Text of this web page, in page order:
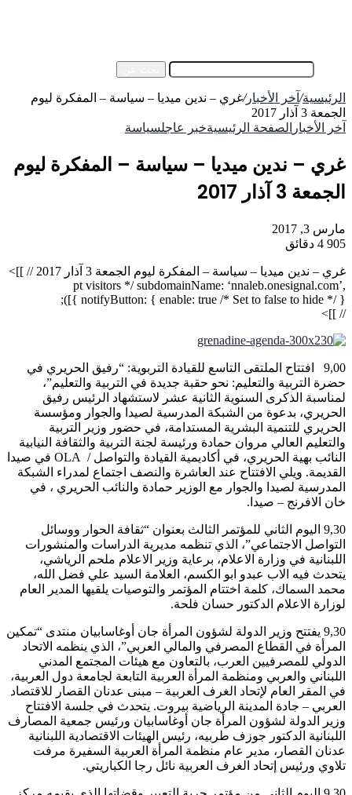
الرئيسية/ آخر الأخبار/غري – ندين ميديا – سياسة – المفكرة ليوم
الجمعة 3 آذار 2017
آخر الأخبار الصفحة الرئيسيةخبر عاجلسياسة
غري – ندين ميديا – سياسة – المفكرة ليوم
الجمعة 3 آذار 2017
مارس 3, 2017
905 4 دقائق
غري – ندين ميديا – سياسة – المفكرة ليوم الجمعة 3 آذار 2017
// ]]>
pt visitors */ subdomainName: ‘nnaleb.onesignal.com’,
notifyButton: { enable: true /* Set to false to hide */ } }]);
// ]]>
9,00 افتتاح الملتقى التاسع للقيادة التربوية: “رفيق الحريري في
حضرة التربية والتعليم: نحو حقبة جديدة في التربية والتعليم”،
لمناسبة الذكرى السنوية الثانية عشر لاستشهاد الرئيس رفيق
الحريري، بدعوة من الشبكة المدرسية لصيدا والجوار ومؤسسة
الحريري للتنمية البشرية المستدامة، في حضور وزير التربية
والتعليم العالي مروان حمادة ورئيسة لجنة التربية والثقافة النيابية
النائب بهية الحريري، في أكاديمية القيادة والتواصل / OLA في صيدا
القديمة. ويلي الافتتاح عند العاشرة والنصف اجتماع لمدراء الشبكة
المدرسية لصيدا والجوار مع الوزير حمادة والنائب الحريري ، في
خان الافرنج – صيدا.
9,30 اليوم الثاني للمؤتمر الثالث بعنوان “ثقافة الحوار ووسائل
التواصل الاجتماعي”، الذي تنظمه مديرية الدراسات والمنشورات
اللبنانية في وزارة الاعلام، برعاية وزير الاعلام ملحم الرياشي،
يتحدث فيه الاب عبدو ابو الكسم، العلامة السيد علي فضل الله،
محمد السماك، كلمة اختتام المؤتمر والتوصيات يلقيها المدير العام
لوزارة الاعلام الدكتور حسان فلحة.
9,30 يفتتح وزير الدولة لشؤون المرأة جان أوغاسابيان منتدى “تمكين
المرأة في القطاع المصرفي والمالي العربي”، الذي ينظمه الاتحاد
الدولي للمصرفيين العرب، بالتعاون مع هيئات المجتمع المدني
اللبناني والعربي ومنظمة المرأة العربية التابعة لجامعة دول العربية،
في المقر العام لإتحاد الغرف العربية – مبنى عدنان القصار للاقتصاد
العربي – جادة المدينة الرياضية بيروت. يتحدث في جلسة الافتتاح
وزير الدولة لشؤون المرأة جان أوغاسابيان ورئيس جمعية المصارف
اللبنانية الدكتور جوزف طربيه، رئيس الهيئات الاقتصادية اللبنانية
عدنان القصار، مدير عام منظمة المرأة العربية السفيرة مرفت
تلاوي ورئيس إتحاد الغرف العربية نائل رجا الكباريتي.